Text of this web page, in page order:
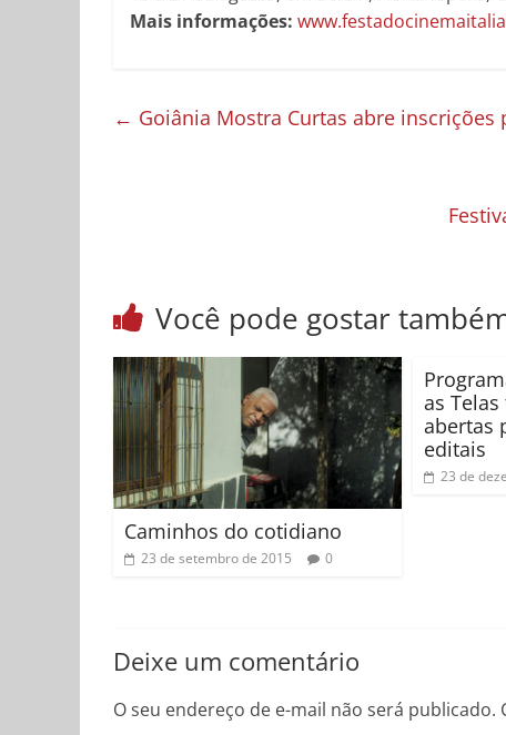
Mais informações:
← Goiânia Mostra Curtas abre
Você pode gostar
Caminhos do cotidiano
23 de setembro de 2015 0
as
abertas
editais
23 de
Deixe um comentário
O seu endereço de e-mail não será publicado.